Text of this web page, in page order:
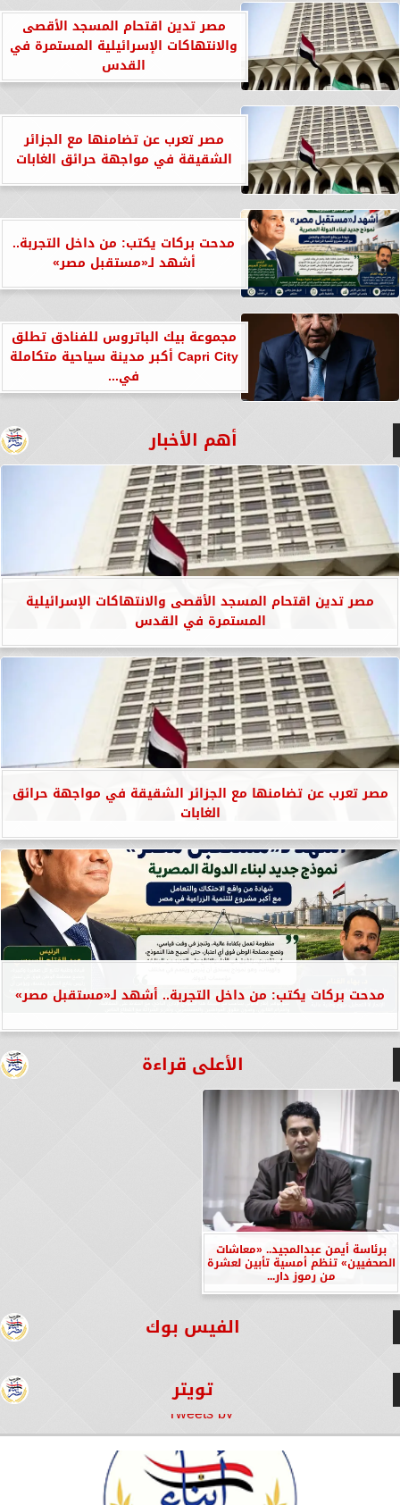
مصر تدين اقتحام المسجد الأقصى
والانتهاكات الإسرائيلية المستمرة في
القدس
مصر تعرب عن تضامنها مع الجزائر
الشقيقة في مواجهة حرائق الغابات
مدحت بركات يكتب: من داخل التجربة..
أشهد لـ«مستقبل مصر»
مجموعة بيك الباتروس للفنادق تطلق
Capri City أكبر مدينة سياحية متكاملة
في...
أهم الأخبار
مصر تدين اقتحام المسجد الأقصى والانتهاكات الإسرائيلية
المستمرة في القدس
مصر تعرب عن تضامنها مع الجزائر الشقيقة في مواجهة حرائق
الغابات
مدحت بركات يكتب: من داخل التجربة.. أشهد لـ«مستقبل مصر»
الأعلى قراءة
برئاسة أيمن عبدالمجيد.. «معاشات
الصحفيين» تنظم أمسية تأبين لعشرة
من رموز دار...
الفيس بوك
تويتر
Tweets by